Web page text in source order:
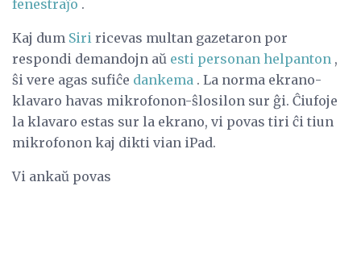
fenestraĵo .
Kaj dum Siri ricevas multan gazetaron por
respondi demandojn aŭ esti personan helpanton ,
ŝi vere agas sufiĉe dankema . La norma ekrano-
klavaro havas mikrofonon-ŝlosilon sur ĝi. Ĉiufoje
la klavaro estas sur la ekrano, vi povas tiri ĉi tiun
mikrofonon kaj dikti vian iPad.
Vi ankaŭ povas